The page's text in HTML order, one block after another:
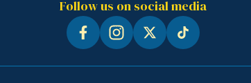
Follow us on social media